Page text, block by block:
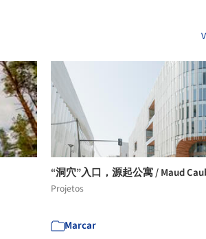
“洞穴”入口，源起公寓 / Maud
Projetos
Marcar